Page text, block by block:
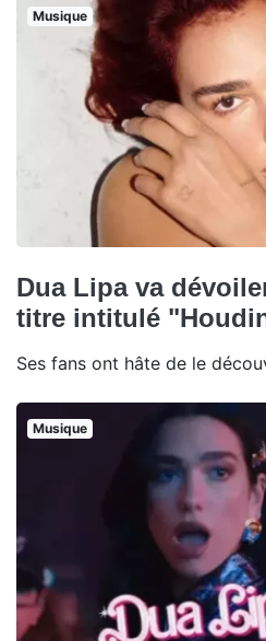
Musique
Dua Lipa va
titre intitulé
Ses fans ont hâte de le
Musique